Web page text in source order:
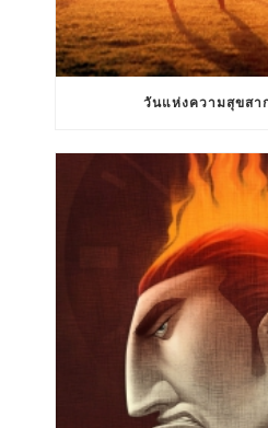
วันแห่งความสุขสา